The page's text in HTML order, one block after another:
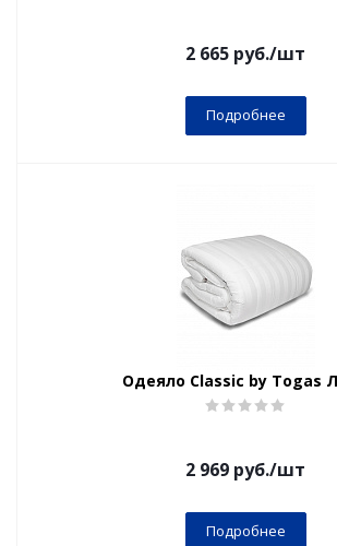
2 665 руб./шт
Подробнее
Одеяло Classic by Togas
2 969 руб./шт
Подробнее